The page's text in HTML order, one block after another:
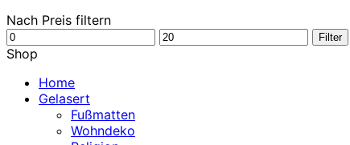
Nach Preis filtern
Min.
Preis
Max.
Filter
Shop
Home
Gelasert
Fußmatten
Wohndeko